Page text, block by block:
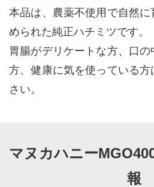
本品は、農薬不使用で自然
められた純正ハチミツです。
胃腸がデリケートな方、口
方、健康に気を使っている
さい。
マヌカハニー
報